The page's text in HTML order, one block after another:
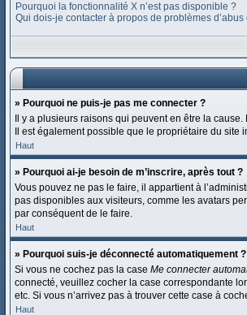
Pourquoi la fonctionnalité X n’est pas disponible ?
Qui dois-je contacter à propos de problèmes
» Pourquoi ne puis-je pas me connecter ?
Il y a plusieurs raisons qui peuvent en être la
Il est également possible que le propriétaire du
Haut
» Pourquoi ai-je besoin de m’inscrire, après tout ?
Vous pouvez ne pas le faire, il appartient à
pas disponibles aux visiteurs, comme les avatars
par conséquent de le faire.
Haut
» Pourquoi suis-je déconnecté automatiquement ?
Si vous ne cochez pas la case Me connecter
connecté, veuillez cocher la case correspondante
etc. Si vous n’arrivez pas à trouver cette case à
Haut